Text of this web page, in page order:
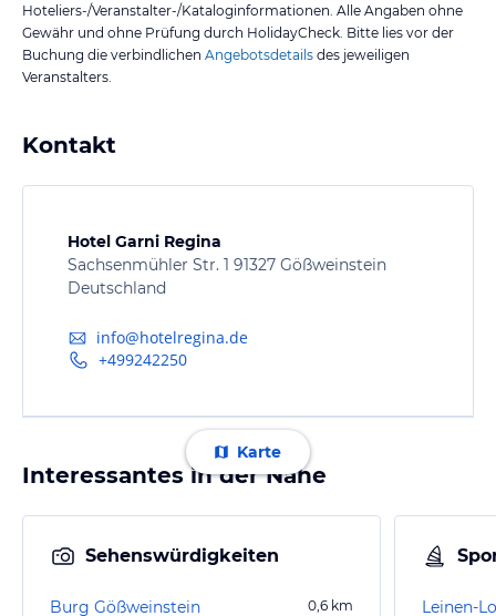
Hoteliers-/Veranstalter-/Kataloginformationen. Alle Angaben ohne
Gewähr und ohne Prüfung durch HolidayCheck. Bitte lies vor der
Buchung die verbindlichen Angebotsdetails des jeweiligen
Veranstalters.
Kontakt
Hotel Garni Regina
Sachsenmühler Str. 1 91327 Gößweinstein
Deutschland
info@hotelregina.de
+499242250
Karte
Interessantes in der Nähe
Sehenswürdigkeiten
Burg Gößweinstein 0,6 km Leinen-